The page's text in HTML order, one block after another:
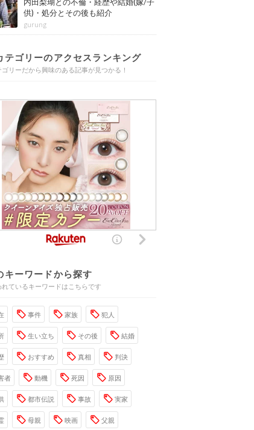
供)・処分とその後も紹介
gurung
テゴリーのアクセスランキング
ゴリーだから興味のある記事が見つかる！
キーワードから探す
れているキーワードはこちらです
事件 家族 犯人
生い立ち その後 結婚
おすすめ 真相 判決
者 動機 死因 原因
都市伝説 事故 実家
母親 映画 父親